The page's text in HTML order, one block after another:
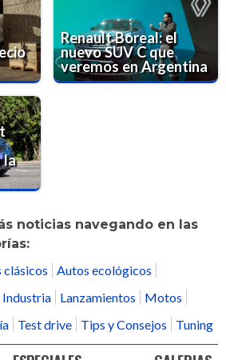
Renault Boreal: el
nuevo SUV C que
veremos en Argentina
la
noticias navegando en las
clásicos
Autos ecológicos
Industria Lanzamientos
Motos
Test drive Tips y Consejos Tuning